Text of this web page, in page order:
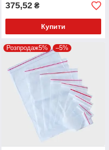
375,52 ₴
Купити
Розпродаж5% –5%